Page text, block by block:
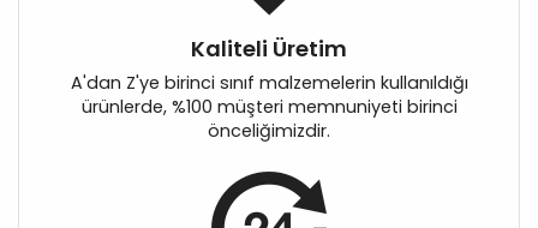
Kaliteli Üretim
A'dan Z'ye birinci sınıf malzemelerin kullanıldığı
ürünlerde, %100 müşteri memnuniyeti birinci
önceliğimizdir.